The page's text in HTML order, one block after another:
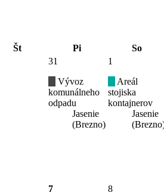
Št Pi So
31
Vývoz
komunálneho
odpadu
Jasenie
(Brezno)
1
Areál
stojiska
kontajnerov
Jasenie
7 8